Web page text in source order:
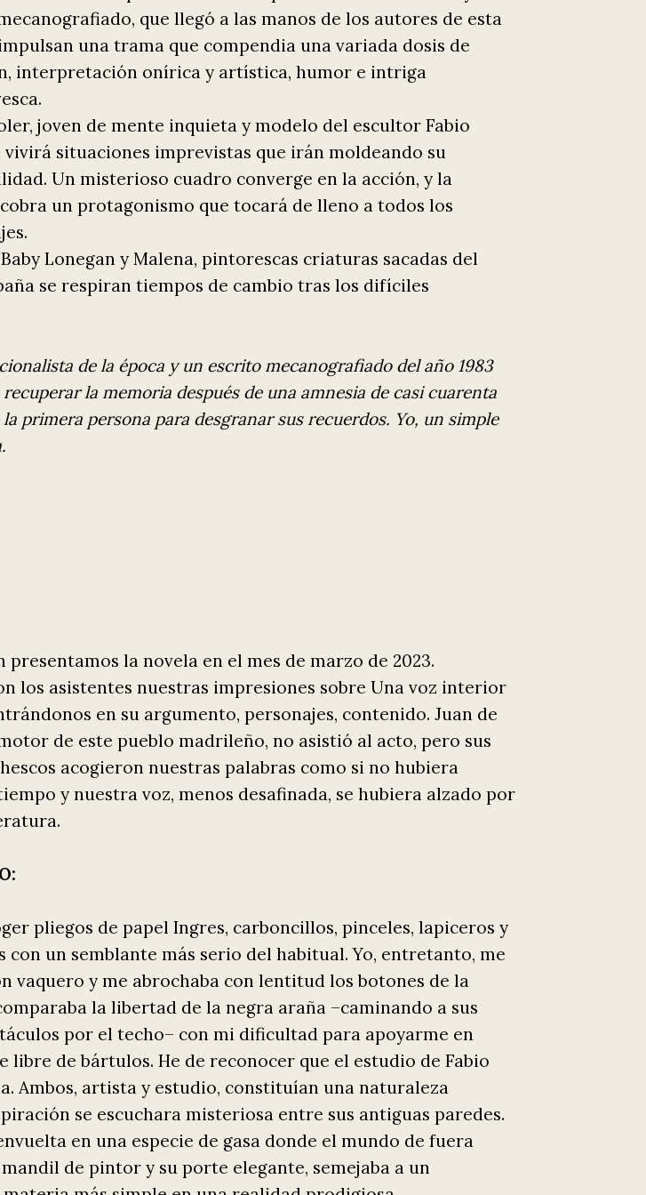
que llegó a las manos de los autores de esta
una trama que compendia una variada dosis de
interpretación onírica y artística, humor e intriga
joven de mente inquieta y modelo del escultor Fabio
situaciones imprevistas que irán moldeando su
Un misterioso cuadro converge en la acción, y la
un protagonismo que tocará de lleno a todos los
Lonegan y Malena, pintorescas criaturas sacadas del
se respiran tiempos de cambio tras los difíciles
de la época y un escrito mecanografiado del año 1983
la memoria después de una amnesia de casi cuarenta
primera persona para desgranar sus recuerdos. Yo, un simple
presentamos la novela en el mes de marzo de 2023.
los asistentes nuestras impresiones sobre Una voz interior
en su argumento, personajes, contenido. Juan de
de este pueblo madrileño, no asistió al acto, pero sus
acogieron nuestras palabras como si no hubiera
y nuestra voz, menos desafinada, se hubiera alzado por
pliegos de papel Ingres, carboncillos, pinceles, lapiceros y
con un semblante más serio del habitual. Yo, entretanto, me
vaquero y me abrochaba con lentitud los botones de la
la libertad de la negra araña –caminando a sus
por el techo– con mi dificultad para apoyarme en
libre de bártulos. He de reconocer que el estudio de Fabio
Ambos, artista y estudio, constituían una naturaleza
se escuchara misteriosa entre sus antiguas paredes.
en una especie de gasa donde el mundo de fuera
de pintor y su porte elegante, semejaba a un